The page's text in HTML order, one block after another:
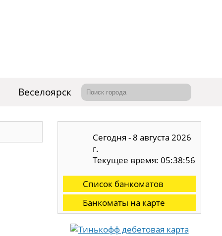
Веселоярск
Сегодня - 8 августа 2026
г.
Текущее время: 05:38:57
Список банкоматов
Банкоматы на карте